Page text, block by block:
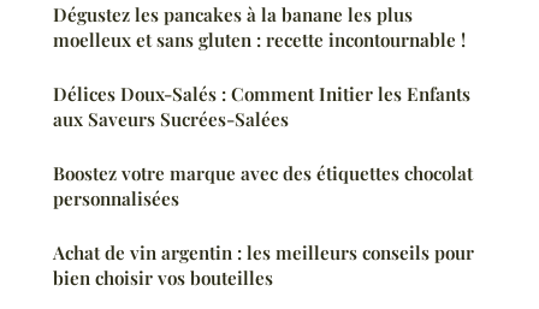
Dégustez les pancakes à la banane les plus
moelleux et sans gluten : recette incontournable !
Délices Doux-Salés : Comment Initier les Enfants
aux Saveurs Sucrées-Salées
Boostez votre marque avec des étiquettes chocolat
personnalisées
Achat de vin argentin : les meilleurs conseils pour
bien choisir vos bouteilles